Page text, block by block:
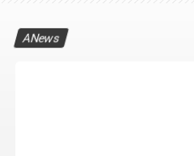
ANews